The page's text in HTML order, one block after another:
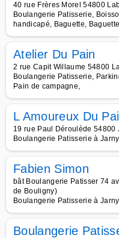
40 rue Frères Morel 54800
Boulangerie Patisserie,
handicapé, Baguette, Baguette
Atelier Du Pain
2 rue Capit Willaume 54800
Boulangerie Patisserie,
Pain de campagne,
L Amoureux Du
19 rue Paul Déroulède 54800
Boulangerie Patisserie à Jarny
Fabien Simon
bât Boulangerie Patisser 74
de Bouligny)
Boulangerie Patisserie à Jarny
Boulangerie